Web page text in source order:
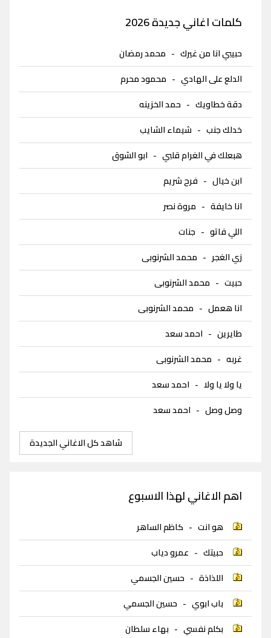
كلمات اغاني جديدة 2026
حبيبي انا من غيرك - محمد رمضان
الدلع على الهادي - محمود محرم
دقة خطاويك - حمد الخزينه
خدلك جنب - شيماء الشايب
هبعلك في الغرام قلبي - ابو الشوق
ابن خيال - فرح شريم
انا خايفة - مروة نصر
اللي فاتو - جنات
زي الغجر - محمد الشرنوبى
حبيت - محمد الشرنوبى
انا هعمل - محمد الشرنوبى
طايرين - احمد سعد
غربه - محمد الشرنوبى
يا ولا يا ولا - احمد سعد
وصل وصل - احمد سعد
شاهد كل الاغاني الجديدة
اهم الاغاني لهذا الاسبوع
هو انت - كاظم الساهر
حبيتك - عمرو دياب
اللذاذة - حسين الجسمي
باب ابوي - حسين الجسمي
بكلم نفسي - بهاء سلطان